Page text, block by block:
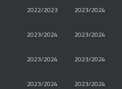
2022/2023 2023/2024
2023/2024 2023/2024
2023/2024 2023/2024
2023/2024 2023/2024